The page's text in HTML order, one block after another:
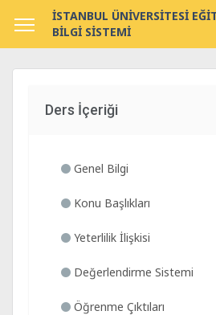
İSTANBUL ÜNİVERSİTESİ
BİLGİ SİSTEMİ
Ders İçeriği
Genel Bilgi
Konu Başlıkları
Yeterlilik İlişkisi
Değerlendirme Sistemi
Öğrenme Çıktıları